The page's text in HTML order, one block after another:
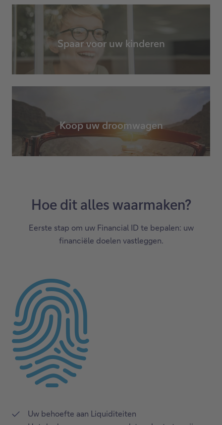
Spaar voor uw kinderen
Koop uw droomwagen
Hoe dit alles waarmaken?
Eerste stap om uw Financial ID te bepalen: uw
financiële doelen vastleggen.
Uw behoefte aan Liquiditeiten